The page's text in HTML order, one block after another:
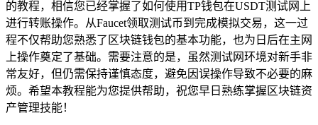
的教程，相信您已经掌握了如何使用TP钱包在USDT测试网上
进行转账操作。从Faucet领取测试币到完成模拟交易，这一过
程不仅帮助您熟悉了区块链钱包的基本功能，也为日后在主网
上操作奠定了基础。需要注意的是，虽然测试网环境对新手非
常友好，但仍需保持谨慎态度，避免因误操作导致不必要的麻
烦。希望本教程能为您提供帮助，祝您早日熟练掌握区块链资
产管理技能！